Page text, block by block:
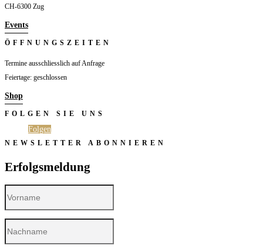
CH-6300 Zug
Events
ÖFFNUNGSZEITEN
Termine ausschliesslich auf Anfrage
Feiertage: geschlossen
Shop
FOLGEN SIE UNS
Folgen
NEWSLETTER ABONNIEREN
Erfolgsmeldung